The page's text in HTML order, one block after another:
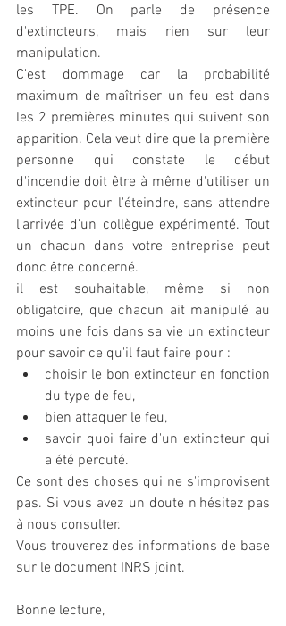
les TPE. On parle de présence
d'extincteurs, mais rien sur leur
manipulation.
C'est dommage car la probabilité
maximum de maîtriser un feu est dans
les 2 premières minutes qui suivent son
apparition. Cela veut dire que la première
personne qui constate le début
d'incendie doit être à même d'utiliser un
extincteur pour l'éteindre, sans attendre
l'arrivée d'un collègue expérimenté. Tout
un chacun dans votre entreprise peut
donc être concerné.
il est souhaitable, même si non
obligatoire, que chacun ait manipulé au
moins une fois dans sa vie un extincteur
pour savoir ce qu'il faut faire pour :
choisir le bon extincteur en fonction
du type de feu,
bien attaquer le feu,
savoir quoi faire d'un extincteur qui
a été percuté.
Ce sont des choses qui ne s'improvisent
pas. Si vous avez un doute n'hésitez pas
à nous consulter.
Vous trouverez des informations de base
sur le document INRS joint.
Bonne lecture,